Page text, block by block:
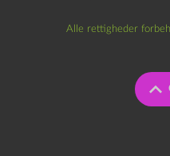
Alle rettigheder